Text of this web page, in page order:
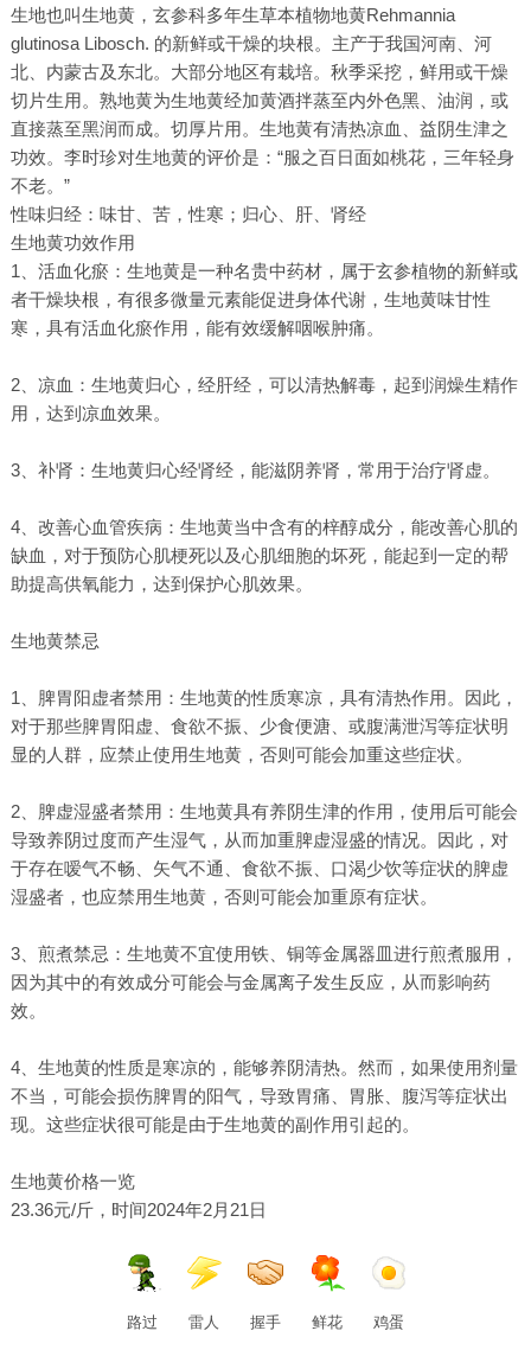
生地也叫生地黄，玄参科多年生草本植物地黄Rehmannia
glutinosa Libosch. 的新鲜或干燥的块根。主产于我国河南、河
北、内蒙古及东北。大部分地区有栽培。秋季采挖，鲜用或干燥
切片生用。熟地黄为生地黄经加黄酒拌蒸至内外色黑、油润，或
直接蒸至黑润而成。切厚片用。生地黄有清热凉血、益阴生津之
功效。李时珍对生地黄的评价是：“服之百日面如桃花，三年轻身
不老。”
性味归经：味甘、苦，性寒；归心、肝、肾经
生地黄功效作用
1、活血化瘀：生地黄是一种名贵中药材，属于玄参植物的新鲜或
者干燥块根，有很多微量元素能促进身体代谢，生地黄味甘性
寒，具有活血化瘀作用，能有效缓解咽喉肿痛。
2、凉血：生地黄归心，经肝经，可以清热解毒，起到润燥生精作
用，达到凉血效果。
3、补肾：生地黄归心经肾经，能滋阴养肾，常用于治疗肾虚。
4、改善心血管疾病：生地黄当中含有的梓醇成分，能改善心肌的
缺血，对于预防心肌梗死以及心肌细胞的坏死，能起到一定的帮
助提高供氧能力，达到保护心肌效果。
生地黄禁忌
1、脾胃阳虚者禁用：生地黄的性质寒凉，具有清热作用。因此，
对于那些脾胃阳虚、食欲不振、少食便溏、或腹满泄泻等症状明
显的人群，应禁止使用生地黄，否则可能会加重这些症状。
2、脾虚湿盛者禁用：生地黄具有养阴生津的作用，使用后可能会
导致养阴过度而产生湿气，从而加重脾虚湿盛的情况。因此，对
于存在嗳气不畅、矢气不通、食欲不振、口渴少饮等症状的脾虚
湿盛者，也应禁用生地黄，否则可能会加重原有症状。
3、煎煮禁忌：生地黄不宜使用铁、铜等金属器皿进行煎煮服用，
因为其中的有效成分可能会与金属离子发生反应，从而影响药
效。
4、生地黄的性质是寒凉的，能够养阴清热。然而，如果使用剂量
不当，可能会损伤脾胃的阳气，导致胃痛、胃胀、腹泻等症状出
现。这些症状很可能是由于生地黄的副作用引起的。
生地黄价格一览
23.36元/斤，时间2024年2月21日
路过 雷人 握手 鲜花 鸡蛋